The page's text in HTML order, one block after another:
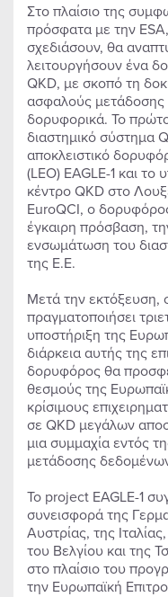
Στο πλαίσιο της
πρόσφατα με την ESA,
σχεδιάσουν, θα
λειτουργήσουν ένα
QKD, με σκοπό τη
ασφαλούς μετάδοσης
δορυφορικά. Το
διαστημικό σύστημα
αποκλειστικό
(LEO) EAGLE-1 και το
κέντρο QKD στο
EuroQCI, ο
έγκαιρη πρόσβαση,
ενσωμάτωση του
της Ε.Ε.
Μετά την εκτόξευση,
πραγματοποιήσει
υποστήριξη της
διάρκεια αυτής της
δορυφόρος θα
θεσμούς της
κρίσιμους
σε QKD μεγάλων
μια συμμαχία εντός
μετάδοσης
Το project EAGLE-1
συνεισφορά της
Αυστρίας, της
του Βελγίου και της
στο πλαίσιο του
την Ευρωπαϊκή